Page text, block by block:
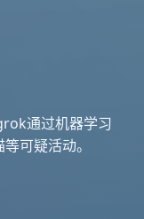
通过机器学习
可疑活动。